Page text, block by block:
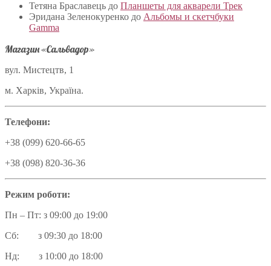
Тетяна Браславець до Планшеты для акварели Трек
Эридана Зеленокуренко до Альбомы и скетчбуки
Gamma
Магазин «Сальвадор»
вул. Мистецтв, 1
м. Харків, Україна.
Телефони:
+38 (099) 620-66-65
+38 (098) 820-36-36
Режим роботи:
Пн – Пт: з 09:00 до 19:00
Сб: з 09:30 до 18:00
Нд: з 10:00 до 18:00